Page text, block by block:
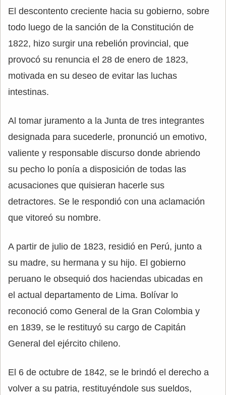
El descontento creciente hacia su gobierno, sobre
todo luego de la sanción de la Constitución de
1822, hizo surgir una rebelión provincial, que
provocó su renuncia el 28 de enero de 1823,
motivada en su deseo de evitar las luchas
intestinas.
Al tomar juramento a la Junta de tres integrantes
designada para sucederle, pronunció un emotivo,
valiente y responsable discurso donde abriendo
su pecho lo ponía a disposición de todas las
acusaciones que quisieran hacerle sus
detractores. Se le respondió con una aclamación
que vitoreó su nombre.
A partir de julio de 1823, residió en Perú, junto a
su madre, su hermana y su hijo. El gobierno
peruano le obsequió dos haciendas ubicadas en
el actual departamento de Lima. Bolívar lo
reconoció como General de la Gran Colombia y
en 1839, se le restituyó su cargo de Capitán
General del ejército chileno.
El 6 de octubre de 1842, se le brindó el derecho a
volver a su patria, restituyéndole sus sueldos,